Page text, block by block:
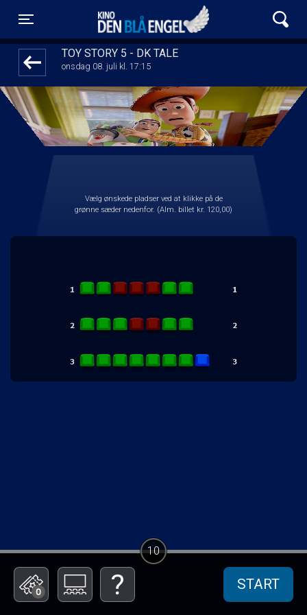
Toggle navigation
Kino Den Blå Engel
TOY STORY 5 - DK TALE
onsdag 08. juli kl. 17:15
Vælg ønskede pladser ved at klikke på de
grønne sæder nedenfor. (Alm. billet kr. 120,00)
0 START
10
front05-temp 100121